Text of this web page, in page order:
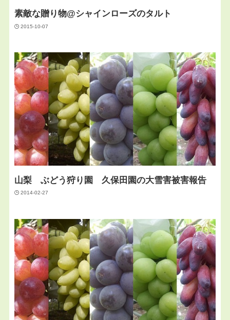
素敵な贈り物@シャインローズのタルト
2015-10-07
山梨 ぶどう狩り園 久保田園の大雪害被害報告
2014-02-27